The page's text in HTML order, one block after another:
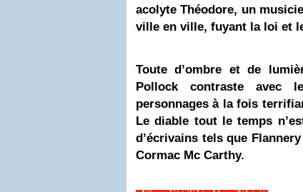
acolyte Théodore, un
ville en ville, fuyant la loi et
Toute d’ombre et de
Pollock contraste avec
personnages à la fois
Le diable tout le temps
d’écrivains tels que Flannery
Cormac Mc Carthy.